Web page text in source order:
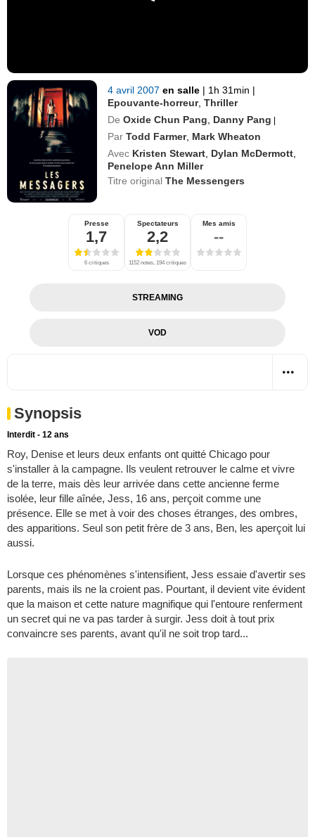
4 avril 2007en salle | 1h 31min |
Epouvante-horreur,Thriller
De Oxide Chun Pang Danny Pang |
Par Todd Farmer, Mark Wheaton
Avec Kristen Stewart Dylan McDermott
Penelope Ann Miller
Titre originalThe Messengers
Presse
1,7
6 critiques
Spectateurs
2,2
1152 notes, 194 critiques
Mes amis
--
STREAMING
VOD
Synopsis
Interdit - 12 ans
Roy, Denise et leurs deux enfants ont quitté Chicago pour
s'installer à la campagne. Ils veulent retrouver le calme et vivre
de la terre, mais dès leur arrivée dans cette ancienne ferme
isolée, leur fille aînée, Jess, 16 ans, perçoit comme une
présence. Elle se met à voir des choses étranges, des ombres,
des apparitions. Seul son petit frère de 3 ans, Ben, les aperçoit lui
aussi.
Lorsque ces phénomènes s'intensifient, Jess essaie d'avertir ses
parents, mais ils ne la croient pas. Pourtant, il devient vite évident
que la maison et cette nature magnifique qui l'entoure renferment
un secret qui ne va pas tarder à surgir. Jess doit à tout prix
convaincre ses parents, avant qu'il ne soit trop tard...